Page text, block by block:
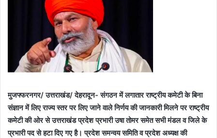
मुजफ्फरनगर/ उत्तराखंड/ देहरादून- संगठन में लगातार राष्ट्रीय कमेटी के बिना
संज्ञान में लिए राज्य स्तर पर लिए जाने वाले निर्णय की जानकारी मिलने पर राष्ट्रीय
कमेटी की ओर से उत्तराखंड प्रदेश प्रभारी उषा तोमर समेत सभी मंडल व जिले के
प्रभारी पद से हटा दिए गए है। प्रदेश समन्वय समिति व प्रदेश अध्यक्ष की